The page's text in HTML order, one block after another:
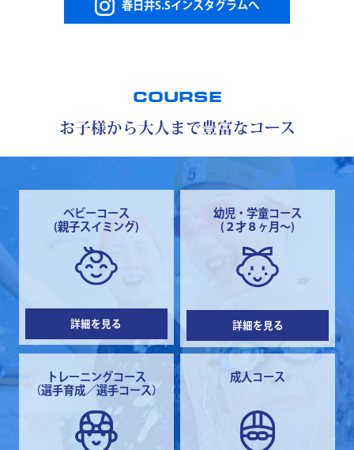
春日井S.Sインスタグラムへ
COURSE
お子様から大人まで豊富なコース
ベビーコース
(親子スイミング)
詳細を見る
幼児・学童コース
(２才８ヶ月～)
詳細を見る
トレーニングコース
（選手育成／選手コース）
成人コース